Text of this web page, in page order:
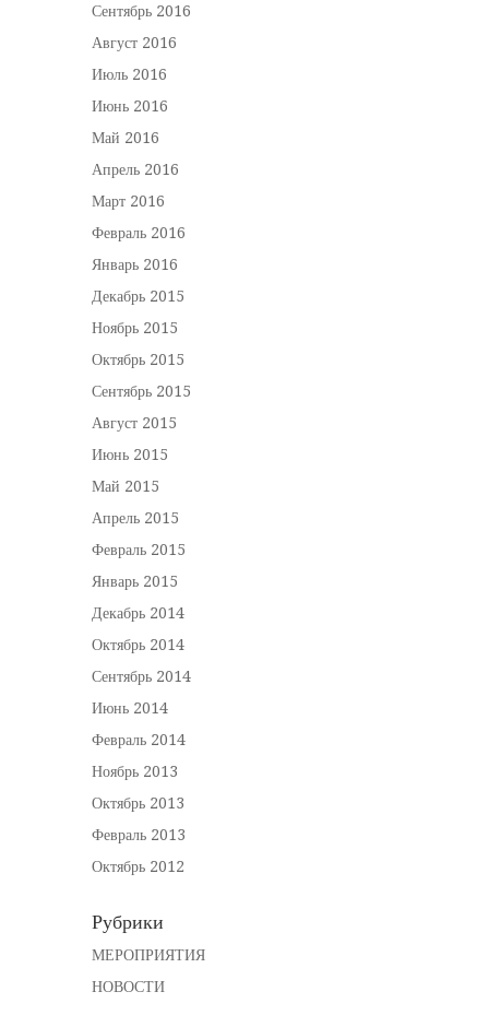
Сентябрь 2016
Август 2016
Июль 2016
Июнь 2016
Май 2016
Апрель 2016
Март 2016
Февраль 2016
Январь 2016
Декабрь 2015
Ноябрь 2015
Октябрь 2015
Сентябрь 2015
Август 2015
Июнь 2015
Май 2015
Апрель 2015
Февраль 2015
Январь 2015
Декабрь 2014
Октябрь 2014
Сентябрь 2014
Июнь 2014
Февраль 2014
Ноябрь 2013
Октябрь 2013
Февраль 2013
Октябрь 2012
Рубрики
МЕРОПРИЯТИЯ
НОВОСТИ